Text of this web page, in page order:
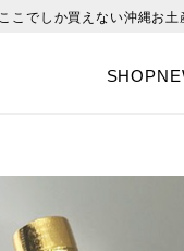
ここでしか買えない沖縄お
SHOP